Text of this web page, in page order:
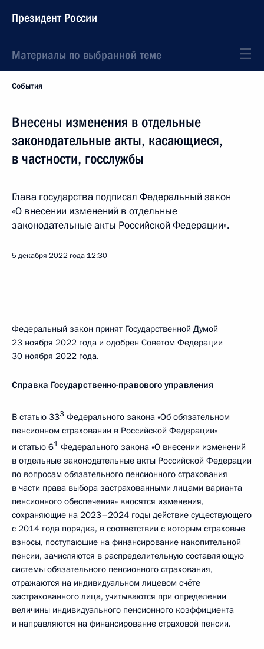
Президент России
Материалы по выбранной теме
События
Внесены изменения в отдельные
законодательные акты, касающиеся,
в частности, госслужбы
Глава государства подписал Федеральный закон
«О внесении изменений в отдельные
законодательные акты Российской Федерации».
5 декабря 2022 года 12:30
Федеральный закон принят Государственной Думой
23 ноября 2022 года и одобрен Советом Федерации
30 ноября 2022 года.
Справка Государственно-правового управления
В статью 333 Федерального закона «Об обязательном
пенсионном страховании в Российской Федерации»
и статью 61 Федерального закона «О внесении изменений
в отдельные законодательные акты Российской Федерации
по вопросам обязательного пенсионного страхования
в части права выбора застрахованными лицами варианта
пенсионного обеспечения» вносятся изменения,
сохраняющие на 2023–2024 годы действие существующего
с 2014 года порядка, в соответствии с которым страховые
взносы, поступающие на финансирование накопительной
пенсии, зачисляются в распределительную составляющую
системы обязательного пенсионного страхования,
отражаются на индивидуальном лицевом счёте
застрахованного лица, учитываются при определении
величины индивидуального пенсионного коэффициента
и направляются на финансирование страховой пенсии.